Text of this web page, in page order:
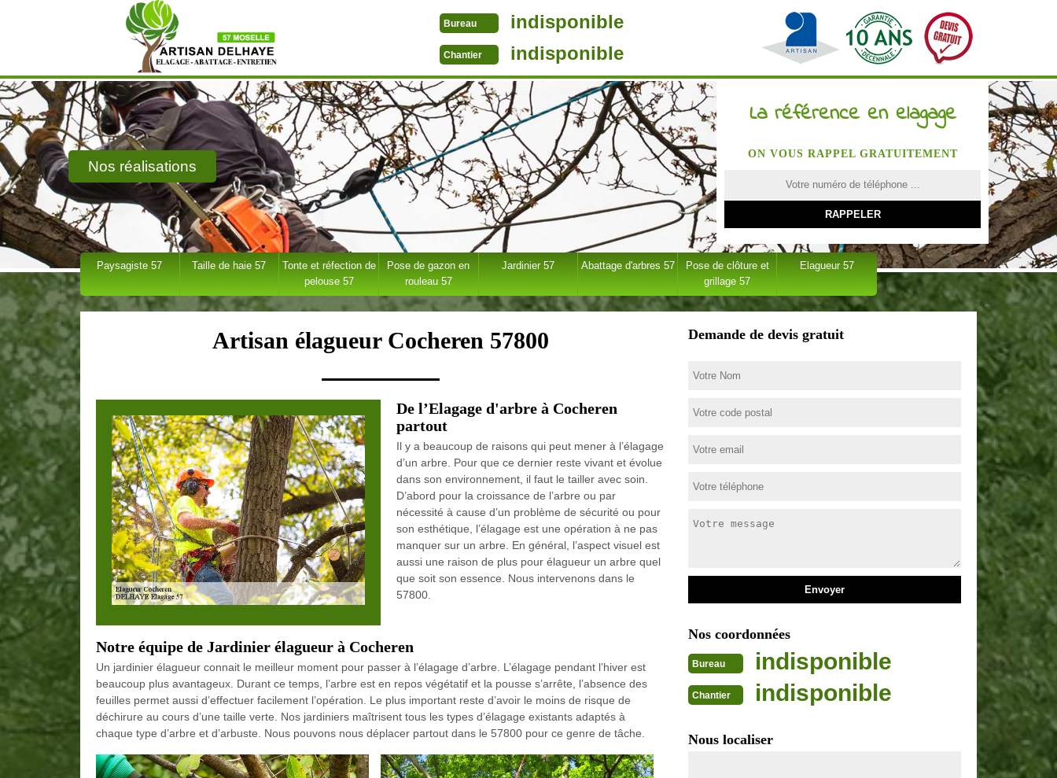
Bureau indisponible
Chantier indisponible
Nos réalisations
La référence en elagage
ON VOUS RAPPEL GRATUITEMENT
Paysagiste 57 Taille de haie 57
Tonte et réfection de
pelouse 57
Pose de gazon en
rouleau 57
Jardinier 57 Abattage d'arbres 57
Pose de clôture et
grillage 57
Elagueur 57
Artisan élagueur Cocheren 57800
De l’Elagage d'arbre à Cocheren
partout
Il y a beaucoup de raisons qui peut mener à l’élagage
d’un arbre. Pour que ce dernier reste vivant et évolue
dans son environnement, il faut le tailler avec soin.
D’abord pour la croissance de l’arbre ou par
nécessité à cause d’un problème de sécurité ou pour
son esthétique, l’élagage est une opération à ne pas
manquer sur un arbre. En général, l’aspect visuel est
aussi une raison de plus pour élagueur un arbre quel
que soit son essence. Nous intervenons dans le
57800.
Notre équipe de Jardinier élagueur à Cocheren
Un jardinier élagueur connait le meilleur moment pour passer à l’élagage d’arbre. L’élagage pendant l’hiver est
beaucoup plus avantageux. Durant ce temps, l’arbre est en repos végétatif et la pousse s’arrête, l’absence des
feuilles permet aussi d’effectuer facilement l’opération. Le plus important reste d’avoir le moins de risque de
déchirure au cours d’une taille verte. Nos jardiniers maîtrisent tous les types d’élagage existants adaptés à
chaque type d’arbre et d’arbuste. Nous pouvons nous déplacer partout dans le 57800 pour ce genre de tâche.
Demande de devis gratuit
Nos coordonnées
Bureau indisponible
Chantier indisponible
Nous localiser